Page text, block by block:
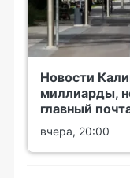
Новости
миллиарды,
главный
вчера, 20:00